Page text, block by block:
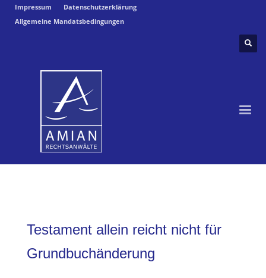
Impressum
Datenschutzerklärung
Allgemeine Mandatsbedingungen
Testament allein reicht nicht für
Grundbuchänderung